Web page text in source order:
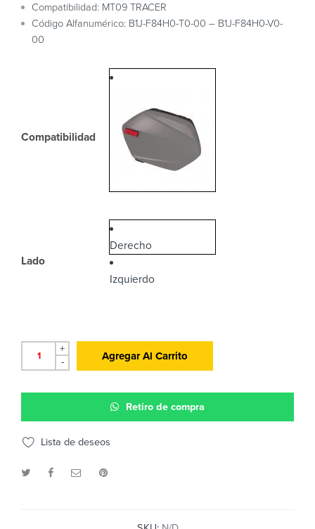
Compatibilidad: MT09 TRACER
Código Alfanumérico: B1J-F84H0-T0-00 – B1J-F84H0-V0-
00
Compatibilidad
Lado
Derecho
Izquierdo
+
-
Agregar Al Carrito
Retiro de compra
Lista de deseos